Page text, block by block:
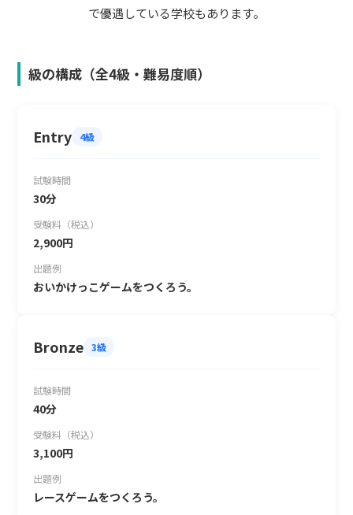
で優遇している学校もあります。
級の構成（全4級・難易度順）
Entry 4級
試験時間
30分
受験料（税込）
2,900円
出題例
おいかけっこゲームをつくろう。
Bronze 3級
試験時間
40分
受験料（税込）
3,100円
出題例
レースゲームをつくろう。